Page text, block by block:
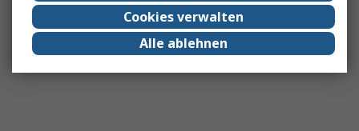
Cookies verwalten
Alle ablehnen